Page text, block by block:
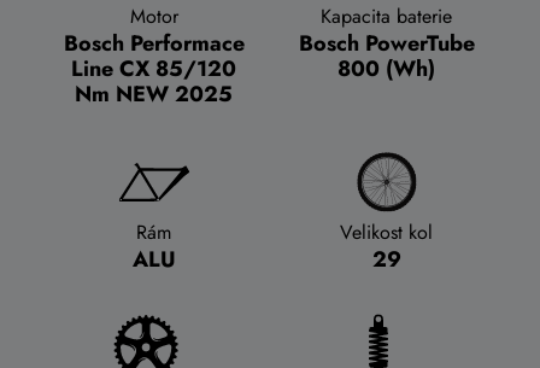
Motor
Bosch Performace
Line CX 85/120
Nm NEW 2025
Kapacita baterie
Bosch PowerTube
800 (Wh)
Rám
ALU
Velikost kol
29